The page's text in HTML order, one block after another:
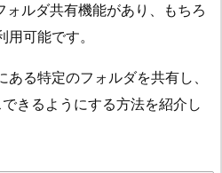
ルダ共有機能があり、もちろ
用可能です。
る特定のフォルダを共有し、
きるようにする方法を紹介し